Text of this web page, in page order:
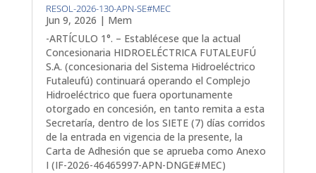
RESOL-2026-130-APN-SE#MEC
Jun 9, 2026 | Mem
-ARTÍCULO 1°. – Establécese que la actual
Concesionaria HIDROELÉCTRICA FUTALEUFÚ
S.A. (concesionaria del Sistema Hidroeléctrico
Futaleufú) continuará operando el Complejo
Hidroeléctrico que fuera oportunamente
otorgado en concesión, en tanto remita a esta
Secretaría, dentro de los SIETE (7) días corridos
de la entrada en vigencia de la presente, la
Carta de Adhesión que se aprueba como Anexo
I (IF-2026-46465997-APN-DNGE#MEC)